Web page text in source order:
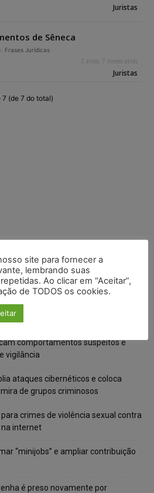
Juristas
de Sêneca
Frases Jurídicas
2 anos, 7 meses atrás
Juristas
(de 7 do total)
comportamentos suspeitos e
vigilância
ataques cibernéticos e coloca
de grupos criminosos
crimes de violência sexual contra
na internet
“minijobs” e ampliar contribuição
é preso novamente por
site para fornecer a
lembrando suas
Ao clicar em “Aceitar”,
de TODOS os cookies.